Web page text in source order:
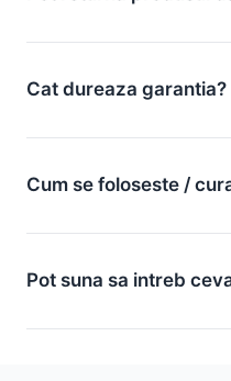
Cat dureaza garantia?
Cum se foloseste /
Pot suna sa intreb